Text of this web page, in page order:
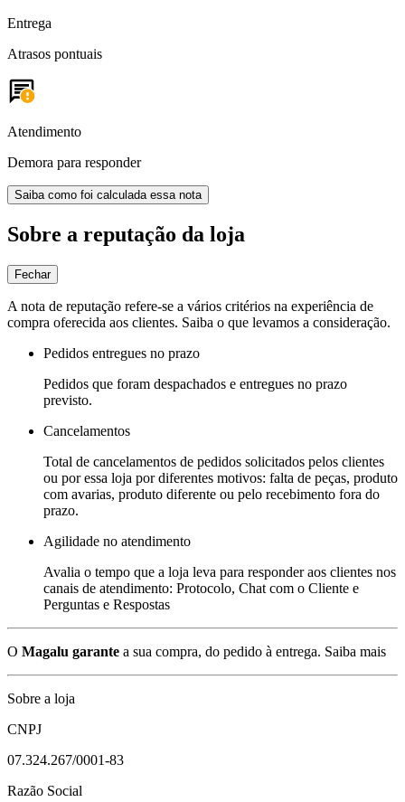
Entrega
Atrasos pontuais
Atendimento
Demora para responder
Saiba como foi calculada essa nota
Sobre a reputação da loja
Fechar
A nota de reputação refere-se a vários critérios na experiência de
compra oferecida aos clientes. Saiba o que levamos a consideração.
Pedidos entregues no prazo
Pedidos que foram despachados e entregues no prazo
previsto.
Cancelamentos
Total de cancelamentos de pedidos solicitados pelos clientes
ou por essa loja por diferentes motivos: falta de peças, produto
com avarias, produto diferente ou pelo recebimento fora do
prazo.
Agilidade no atendimento
Avalia o tempo que a loja leva para responder aos clientes nos
canais de atendimento: Protocolo, Chat com o Cliente e
Perguntas e Respostas
O Magalu garante a sua compra, do pedido à entrega. Saiba mais
Sobre a loja
CNPJ
07.324.267/0001-83
Razão Social